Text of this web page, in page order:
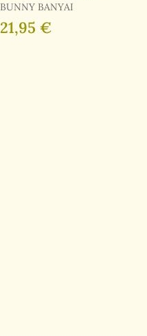
BUNNY BANYAI
21,95 €